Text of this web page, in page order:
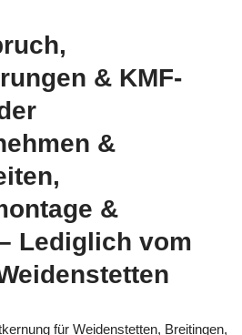
& KMF-
&
&
Lediglich vom
für Weidenstetten, Breitingen,